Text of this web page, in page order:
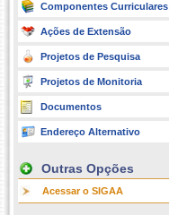
Componentes Curriculares
Ações de Extensão
Projetos de Pesquisa
Projetos de Monitoria
Documentos
Endereço Alternativo
Outras Opções
Acessar o SIGAA